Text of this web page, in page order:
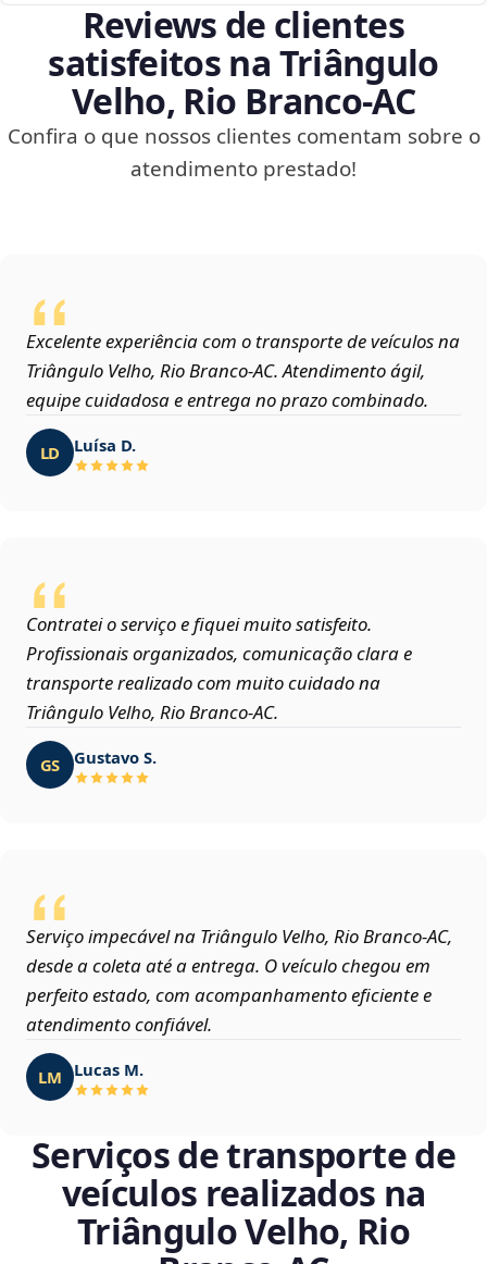
Reviews de clientes
satisfeitos na Triângulo
Velho, Rio Branco‑AC
Confira o que nossos clientes comentam sobre o
atendimento prestado!
Excelente experiência com o transporte de veículos na
Triângulo Velho, Rio Branco‑AC. Atendimento ágil,
equipe cuidadosa e entrega no prazo combinado.
LD Luísa D.
Contratei o serviço e fiquei muito satisfeito.
Profissionais organizados, comunicação clara e
transporte realizado com muito cuidado na
Triângulo Velho, Rio Branco‑AC.
GS Gustavo S.
Serviço impecável na Triângulo Velho, Rio Branco‑AC,
desde a coleta até a entrega. O veículo chegou em
perfeito estado, com acompanhamento eficiente e
atendimento confiável.
LM Lucas M.
Serviços de transporte de
veículos realizados na
Triângulo Velho, Rio